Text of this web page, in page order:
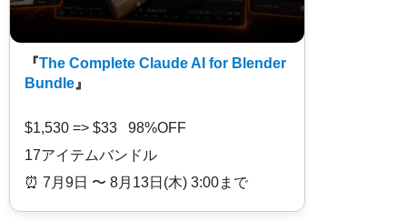
『The Complete Claude AI for Blender
Bundle 』
$1,530 => $33 98%OFF
17アイテムバンドル
⏰️ 7月9日 〜 8月13日(木) 3:00まで